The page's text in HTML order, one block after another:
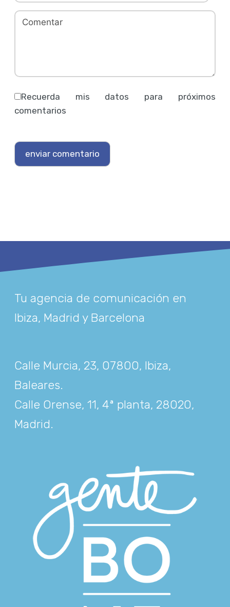
Recuerda mis datos para próximos
comentarios
Tu agencia de comunicación en
Ibiza, Madrid y Barcelona
Calle Murcia, 23, 07800, Ibiza,
Baleares.
Calle Orense, 11, 4ª planta, 28020,
Madrid.